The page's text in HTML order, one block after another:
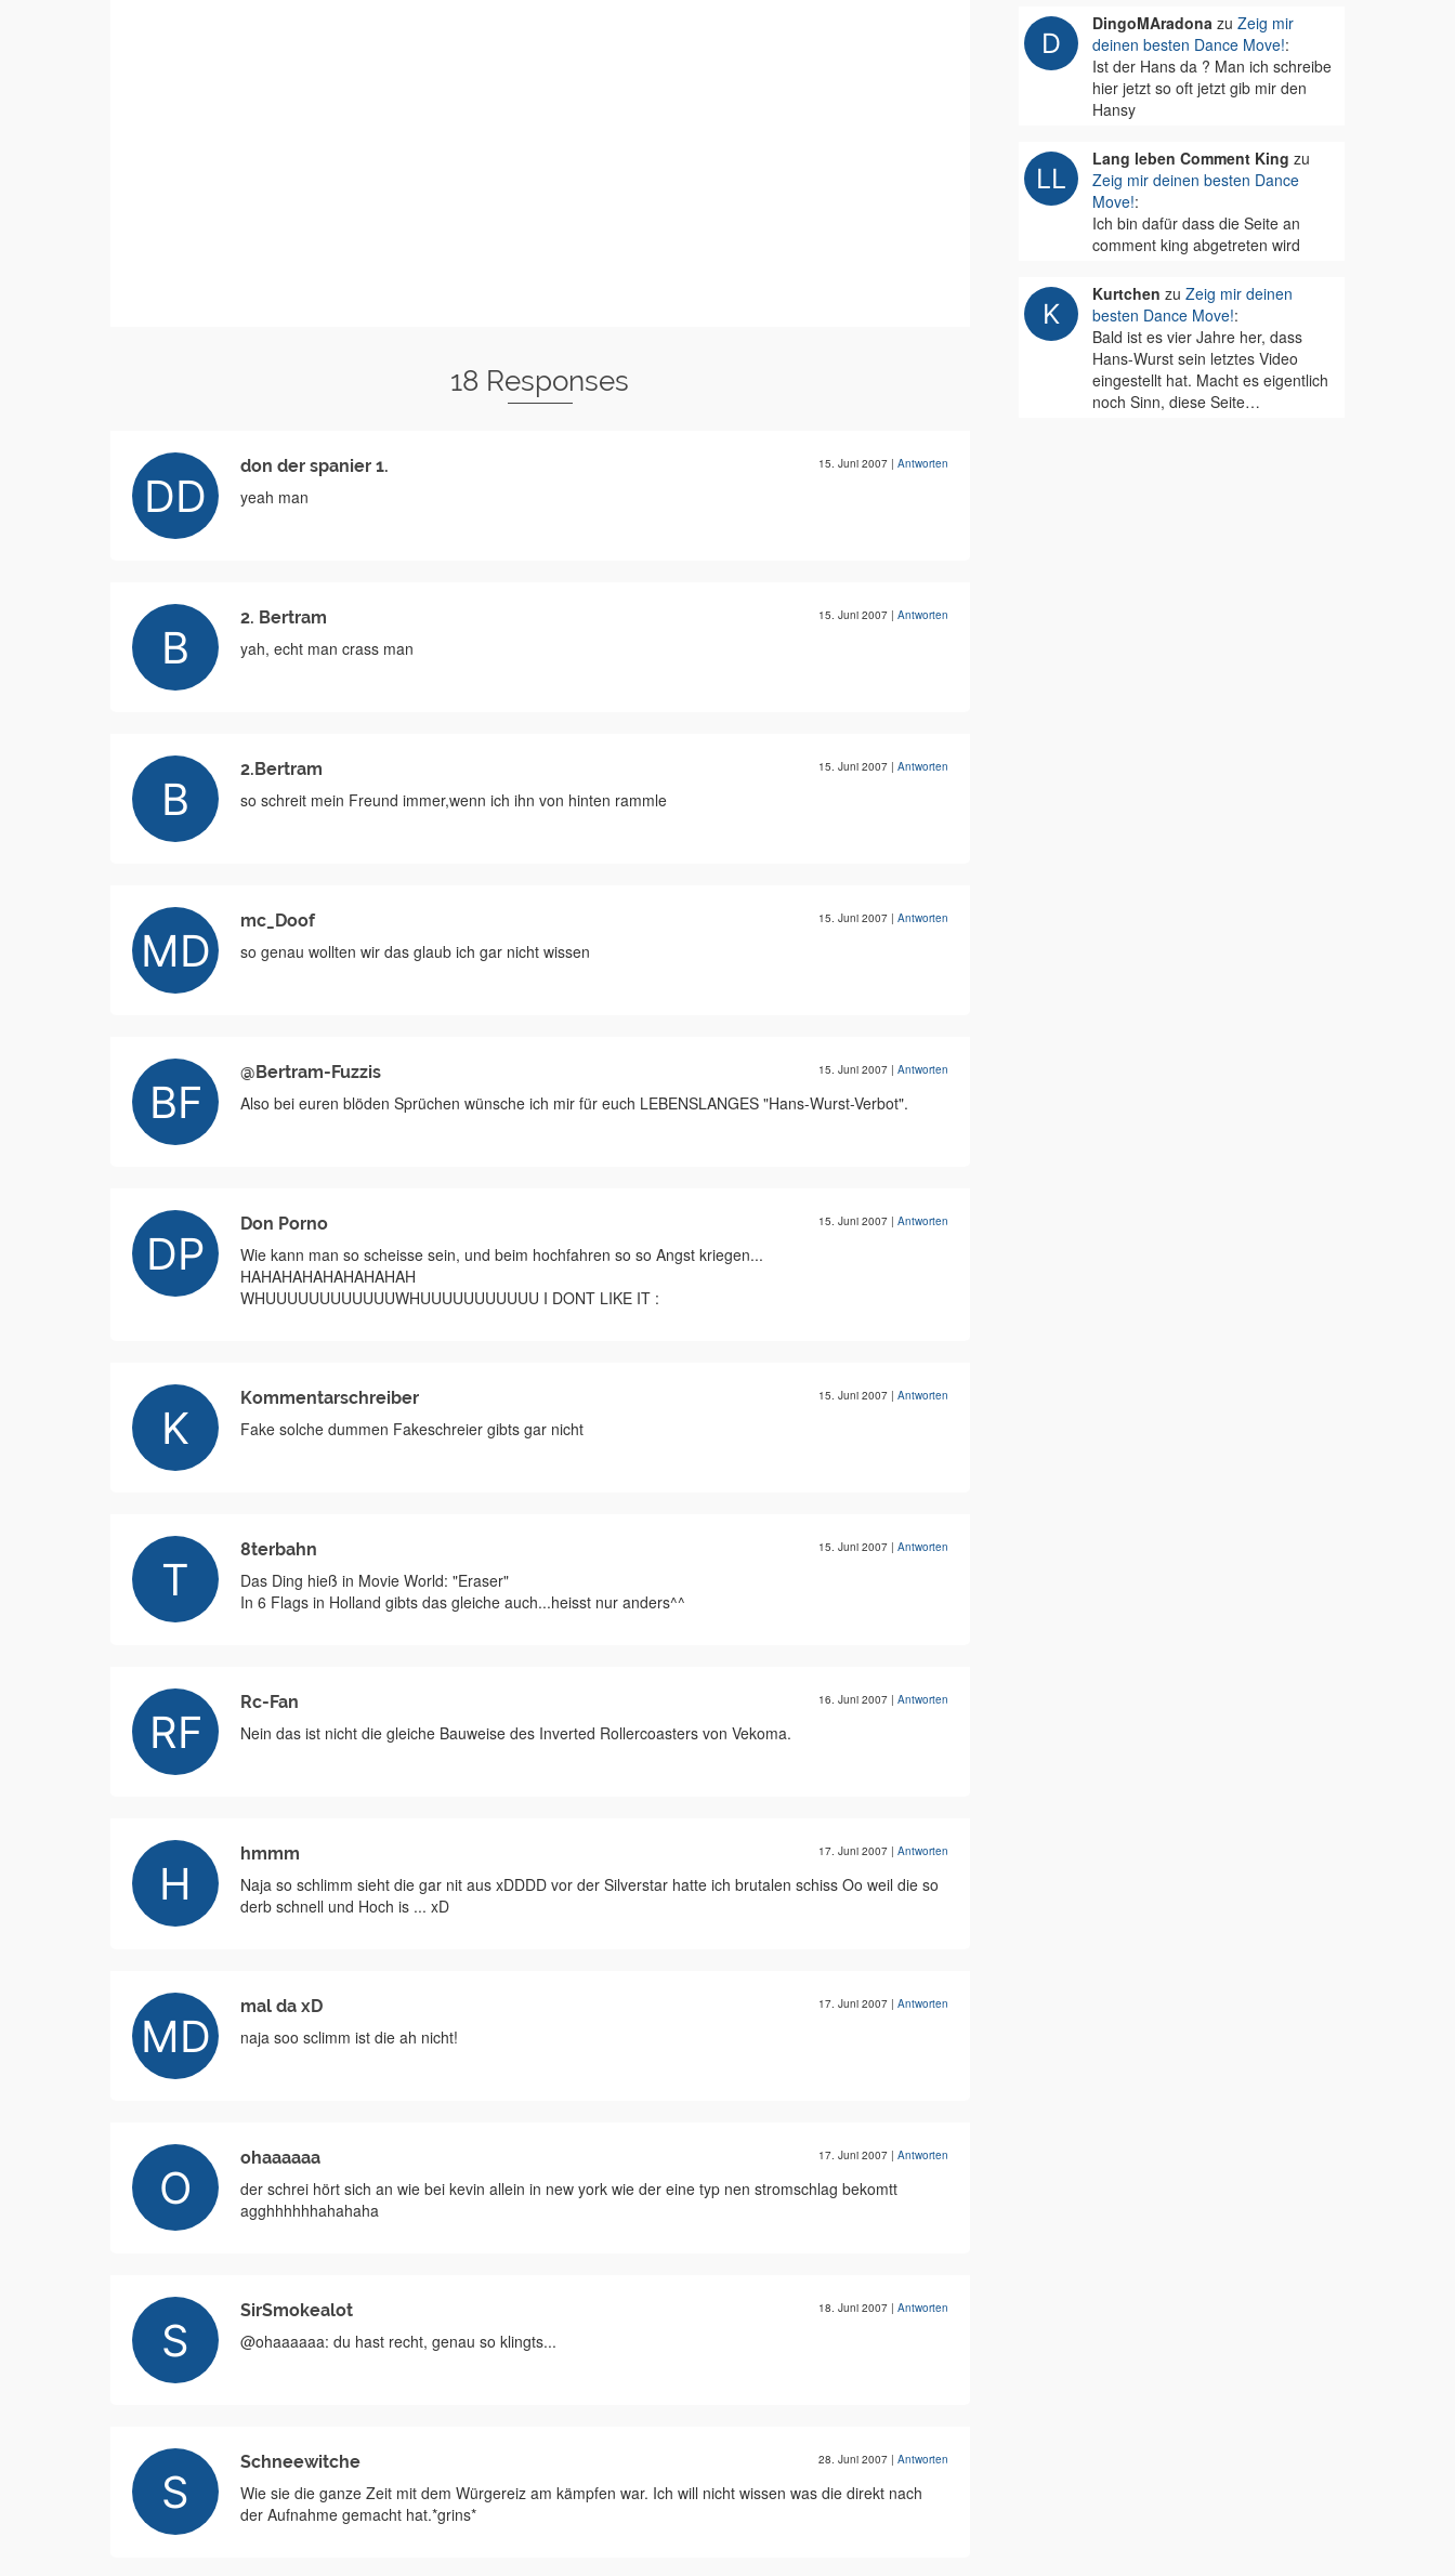
18 Responses
don der spanier 1. 15. Juni 2007 | Antworten
yeah man
2. Bertram 15. Juni 2007 | Antworten
yah, echt man crass man
2.Bertram 15. Juni 2007 | Antworten
so schreit mein Freund immer,wenn ich ihn von hinten rammle
mc_Doof 15. Juni 2007 | Antworten
so genau wollten wir das glaub ich gar nicht wissen
@Bertram-Fuzzis 15. Juni 2007 | Antworten
Also bei euren blöden Sprüchen wünsche ich mir für euch LEBENSLANGES "Hans-Wurst-Verbot".
Don Porno 15. Juni 2007 | Antworten
Wie kann man so scheisse sein, und beim hochfahren so so Angst kriegen...
HAHAHAHAHAHAHAHAH
WHUUUUUUUUUUUUWHUUUUUUUUUUU I DONT LIKE IT :
Kommentarschreiber 15. Juni 2007 | Antworten
Fake solche dummen Fakeschreier gibts gar nicht
8terbahn 15. Juni 2007 | Antworten
Das Ding hieß in Movie World: "Eraser"
In 6 Flags in Holland gibts das gleiche auch...heisst nur anders^^
Rc-Fan 16. Juni 2007 | Antworten
Nein das ist nicht die gleiche Bauweise des Inverted Rollercoasters von Vekoma.
hmmm 17. Juni 2007 | Antworten
Naja so schlimm sieht die gar nit aus xDDDD vor der Silverstar hatte ich brutalen schiss Oo weil die so
derb schnell und Hoch is ... xD
mal da xD 17. Juni 2007 | Antworten
naja soo sclimm ist die ah nicht!
ohaaaaaa 17. Juni 2007 | Antworten
der schrei hört sich an wie bei kevin allein in new york wie der eine typ nen stromschlag bekomtt
agghhhhhhahahaha
SirSmokealot 18. Juni 2007 | Antworten
@ohaaaaaa: du hast recht, genau so klingts...
Schneewitche 28. Juni 2007 | Antworten
Wie sie die ganze Zeit mit dem Würgereiz am kämpfen war. Ich will nicht wissen was die direkt nach
der Aufnahme gemacht hat.*grins*
DingoMAradonazu Zeig mir
deinen besten Dance Move!:
Ist der Hans da ? Man ich schreibe
hier jetzt so oft jetzt gib mir den
Hansy
Lang leben Comment King zu
Zeig mir deinen besten Dance
Move!:
Ich bin dafür dass die Seite an
comment king abgetreten wird
Kurtchen zu Zeig mir deinen
besten Dance Move!:
Bald ist es vier Jahre her, dass
Hans-Wurst sein letztes Video
eingestellt hat. Macht es eigentlich
noch Sinn, diese Seite…